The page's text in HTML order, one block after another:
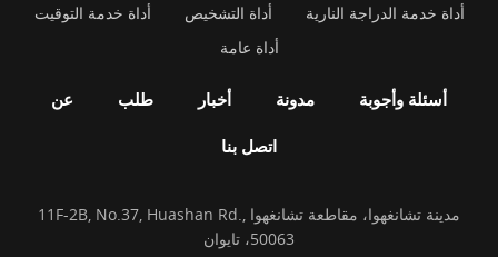
أداة خدمة التوقيت
أداة التشخيص
أداة خدمة الدراجة النارية
أداة عامة
عن طلب أخبار مدونة أسئلة وأجوبة
اتصل بنا
11F-2B, No.37, Huashan Rd., مدينة تشانغهوا، مقاطعة تشانغهوا
50063، تايوان